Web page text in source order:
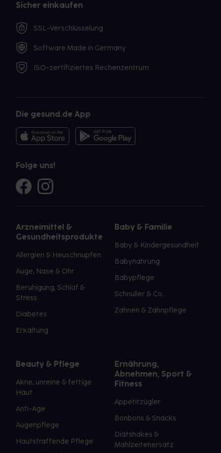
Sicher einkaufen
SSL-Verschlüsselung
Software Made in Germany
ISO-zertifiziertes Rechenzentrum
Die gesund.de App
Folge uns!
Arzneimittel &
Gesundheitsprodukte
Allergien & Heuschnupfen
Auge, Nase & Ohr
Beruhigung, Schlaf &
Stress
Diabetes
Erkältung
Baby & Familie
Baby & Kindergesundheit
Babynahrung
Babypflege
Schnuller & Co.
Zahnen & Zahnpflege
Beauty & Pflege
Akne, unreine & fettige
Haut
Anti-Age
Augenpflege
Hautstraffende Pflege
Ernährung,
Abnehmen, Sport &
Fitness
Appetitzügler
Bonbons & Snacks
Diätshakes &
Mahlzeitenersatz